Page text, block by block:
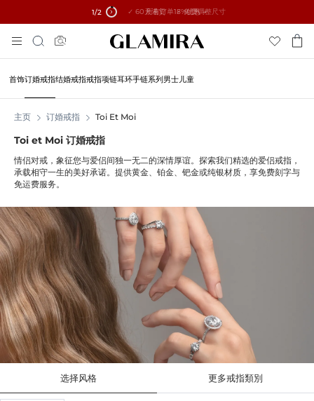
1/2 所有订单15%优惠 →
✓ 60天退货 ✓ 免费调整尺寸
到
内
搜
首饰订婚戒指结婚戒指戒指项链耳环手链系列男士儿童
主页 订婚戒指 Toi Et Moi
Toi et Moi 订婚戒指
情侣对戒，象征您与爱侣间独一无二的深情厚谊。探索我们精选的爱侣戒指，
承载相守一生的美好承诺。提供黄金、铂金、钯金或纯银材质，享免费刻字与
免运费服务。
选择风格 更多戒指類別